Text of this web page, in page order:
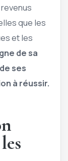
que les
et les
de sa
ses
à réussir.